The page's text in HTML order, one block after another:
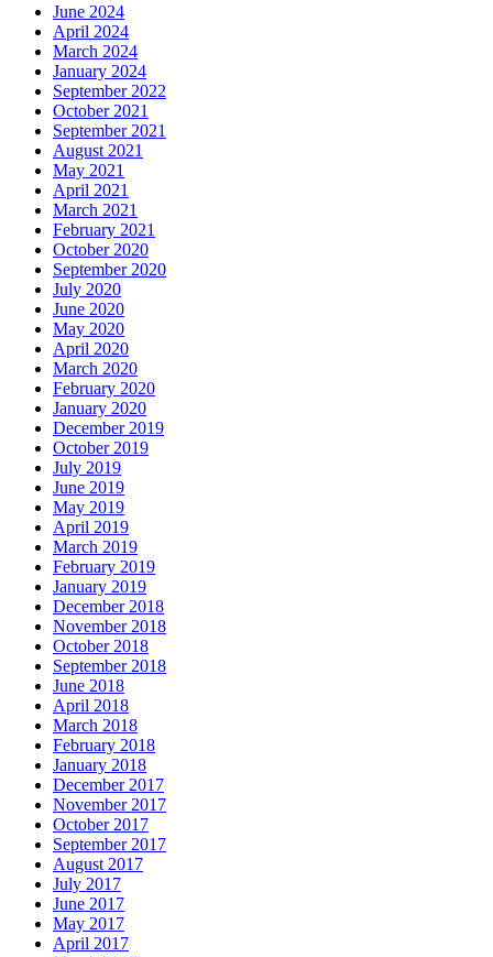
June 2024
April 2024
March 2024
January 2024
September 2022
October 2021
September 2021
August 2021
May 2021
April 2021
March 2021
February 2021
October 2020
September 2020
July 2020
June 2020
May 2020
April 2020
March 2020
February 2020
January 2020
December 2019
October 2019
July 2019
June 2019
May 2019
April 2019
March 2019
February 2019
January 2019
December 2018
November 2018
October 2018
September 2018
June 2018
April 2018
March 2018
February 2018
January 2018
December 2017
November 2017
October 2017
September 2017
August 2017
July 2017
June 2017
May 2017
April 2017